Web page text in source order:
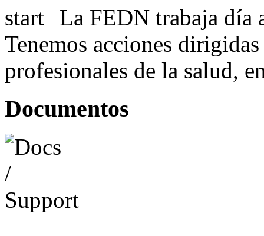
La FEDN trabaja día
Tenemos acciones
profesionales de la salud,
Documentos